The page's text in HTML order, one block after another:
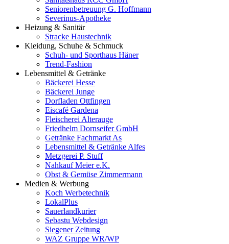
Seniorenbetreuung G. Hoffmann
Severinus-Apotheke
Heizung & Sanitär
Stracke Haustechnik
Kleidung, Schuhe & Schmuck
Schuh- und Sporthaus Häner
Trend-Fashion
Lebensmittel & Getränke
Bäckerei Hesse
Bäckerei Junge
Dorfladen Ottfingen
Eiscafé Gardena
Fleischerei Alterauge
Friedhelm Dornseifer GmbH
Getränke Fachmarkt As
Lebensmittel & Getränke Alfes
Metzgerei P. Stuff
Nahkauf Meier e.K.
Obst & Gemüse Zimmermann
Medien & Werbung
Koch Werbetechnik
LokalPlus
Sauerlandkurier
Sebastu Webdesign
Siegener Zeitung
WAZ Gruppe WR/WP